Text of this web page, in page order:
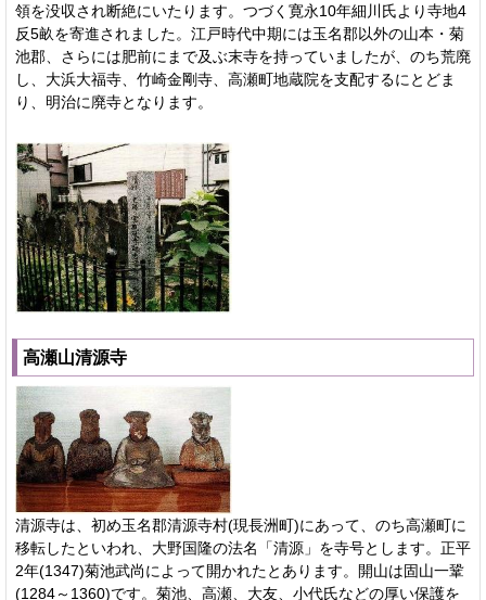
領を没収され断絶にいたります。つづく寛永10年細川氏より寺地4
反5畝を寄進されました。江戸時代中期には玉名郡以外の山本・菊
池郡、さらには肥前にまで及ぶ末寺を持っていましたが、のち荒廃
し、大浜大福寺、竹崎金剛寺、高瀬町地蔵院を支配するにとどま
り、明治に廃寺となります。
高瀬山清源寺
清源寺は、初め玉名郡清源寺村(現長洲町)にあって、のち高瀬町に
移転したといわれ、大野国隆の法名「清源」を寺号とします。正平
2年(1347)菊池武尚によって開かれたとあります。開山は固山一鞏
(1284～1360)です。菊池、高瀬、大友、小代氏などの厚い保護を